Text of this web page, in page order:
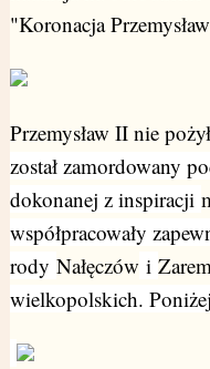
"Koronacja
Przemysław II nie
został zamordowany
dokonanej z inspiracji
współpracowały
rody Nałęczów i
wielkopolskich.